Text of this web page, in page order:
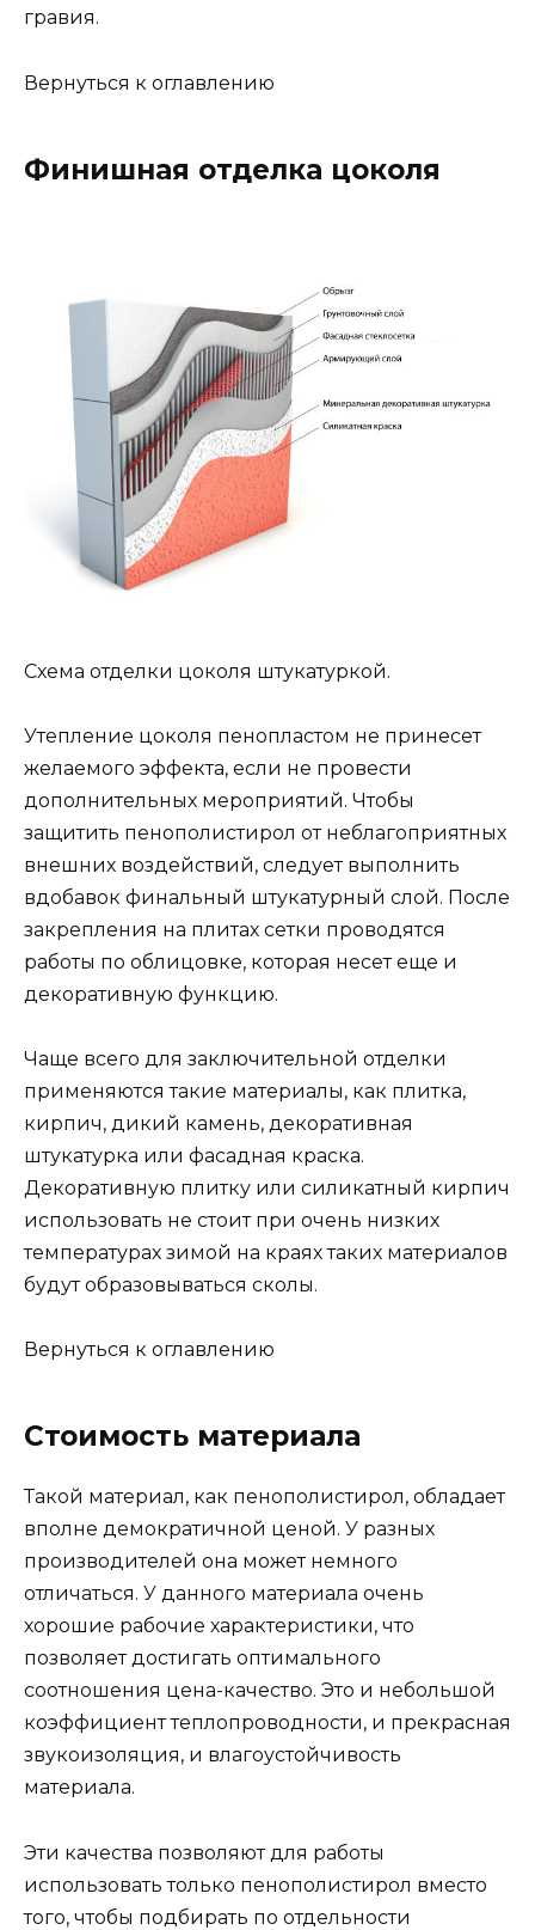
гравия.
Вернуться к оглавлению
Финишная отделка цоколя
Схема отделки цоколя штукатуркой.
Утепление цоколя пенопластом не принесет
желаемого эффекта, если не провести
дополнительных мероприятий. Чтобы
защитить пенополистирол от неблагоприятных
внешних воздействий, следует выполнить
вдобавок финальный штукатурный слой. После
закрепления на плитах сетки проводятся
работы по облицовке, которая несет еще и
декоративную функцию.
Чаще всего для заключительной отделки
применяются такие материалы, как плитка,
кирпич, дикий камень, декоративная
штукатурка или фасадная краска.
Декоративную плитку или силикатный кирпич
использовать не стоит при очень низких
температурах зимой на краях таких материалов
будут образовываться сколы.
Вернуться к оглавлению
Стоимость материала
Такой материал, как пенополистирол, обладает
вполне демократичной ценой. У разных
производителей она может немного
отличаться. У данного материала очень
хорошие рабочие характеристики, что
позволяет достигать оптимального
соотношения цена-качество. Это и небольшой
коэффициент теплопроводности, и прекрасная
звукоизоляция, и влагоустойчивость
материала.
Эти качества позволяют для работы
использовать только пенополистирол вместо
того, чтобы подбирать по отдельности